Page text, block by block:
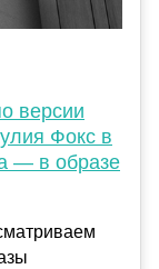
версии
Фокс в
— в образе